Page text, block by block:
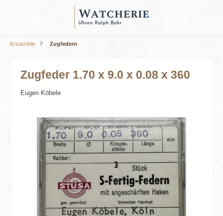
Ersatzteile Zugfedern
Zugfeder 1.70 x 9.0 x 0.08 x 360
Eugen Köbele
Bildergalerie überspringen